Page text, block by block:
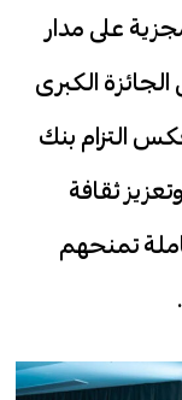
على مدار
الكبرى
بما يعكس التزام بنك
ثقافة
تمنحهم